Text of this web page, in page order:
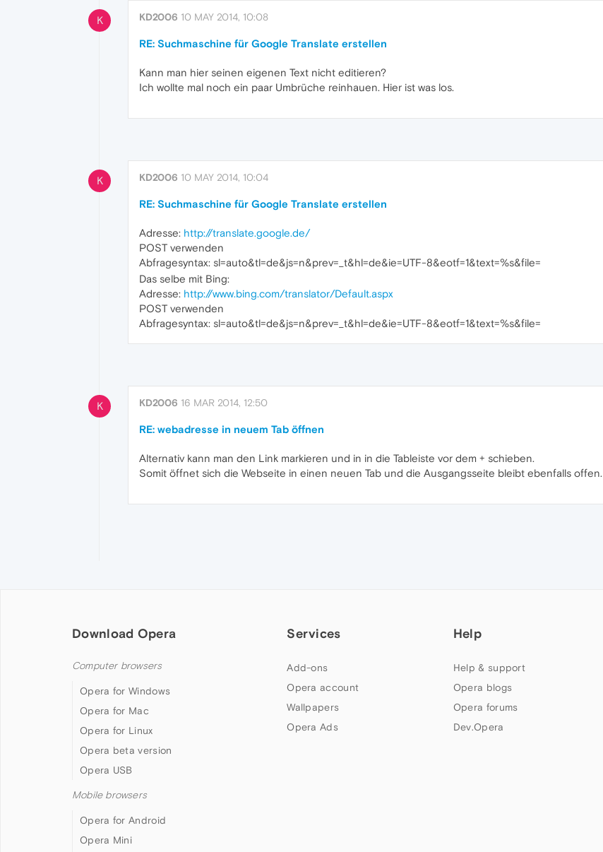
K KD2006 10 MAY 2014, 10:08
RE: Suchmaschine für Google Translate erstellen
Kann man hier seinen eigenen Text nicht editieren?
Ich wollte mal noch ein paar Umbrüche reinhauen. Hier ist was los.
K KD2006 10 MAY 2014, 10:04
RE: Suchmaschine für Google Translate erstellen
Adresse: http://translate.google.de/
POST verwenden
Abfragesyntax: sl=auto&tl=de&js=n&prev=_t&hl=de&ie=UTF-8&eotf=1&text=%s&file=
Das selbe mit Bing:
Adresse: http://www.bing.com/translator/Default.aspx
POST verwenden
Abfragesyntax: sl=auto&tl=de&js=n&prev=_t&hl=de&ie=UTF-8&eotf=1&text=%s&file=
K KD2006 16 MAR 2014, 12:50
RE: webadresse in neuem Tab öffnen
Alternativ kann man den Link markieren und in in die Tableiste vor dem + schieben.
Somit öffnet sich die Webseite in einen neuen Tab und die Ausgangsseite bleibt ebenfalls offen.
Download Opera
Computer browsers
Opera for Windows
Opera for Mac
Opera for Linux
Opera beta version
Opera USB
Mobile browsers
Opera for Android
Opera Mini
Services
Add-ons
Opera account
Wallpapers
Opera Ads
Help
Help & support
Opera blogs
Opera forums
Dev.Opera